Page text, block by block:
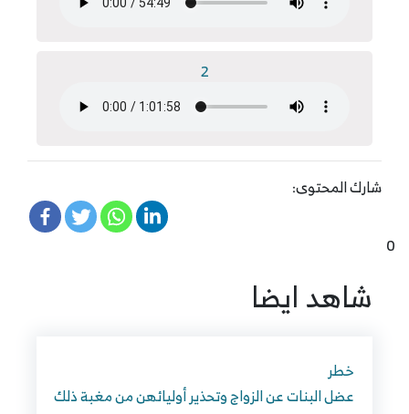
2
شارك المحتوى:
0
شاهد ايضا
خطر
عضل البنات عن الزواج وتحذير أوليائهن من مغبة ذلك